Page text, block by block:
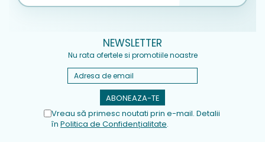
NEWSLETTER
Nu rata ofertele si promotiile noastre
Vreau să primesc noutati prin e-mail. Detalii
în Politica de Confidențialitate.